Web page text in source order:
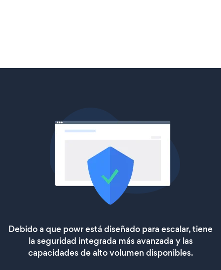
Debido a que powr está diseñado para escalar, tiene
la seguridad integrada más avanzada y las
capacidades de alto volumen disponibles.